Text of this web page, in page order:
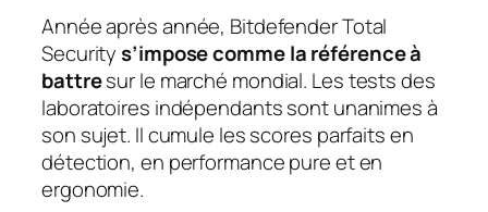
Année après année, Bitdefender Total
Securitys’impose comme la référence à
battresur le marché mondial. Les tests des
laboratoires indépendants sont unanimes à
son sujet. Il cumule les scores parfaits en
détection, en performance pure et en
ergonomie.